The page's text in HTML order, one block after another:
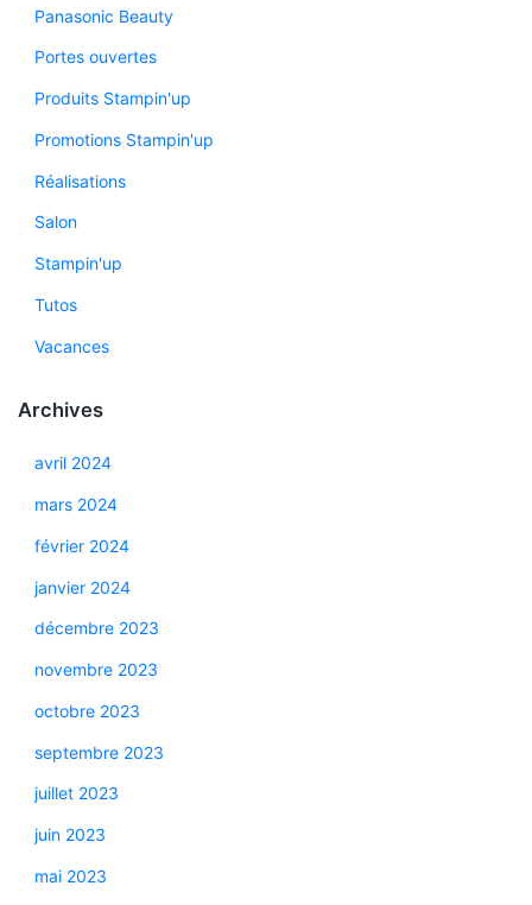
Panasonic Beauty
Portes ouvertes
Produits Stampin'up
Promotions Stampin'up
Réalisations
Salon
Stampin'up
Tutos
Vacances
Archives
avril 2024
mars 2024
février 2024
janvier 2024
décembre 2023
novembre 2023
octobre 2023
septembre 2023
juillet 2023
juin 2023
mai 2023